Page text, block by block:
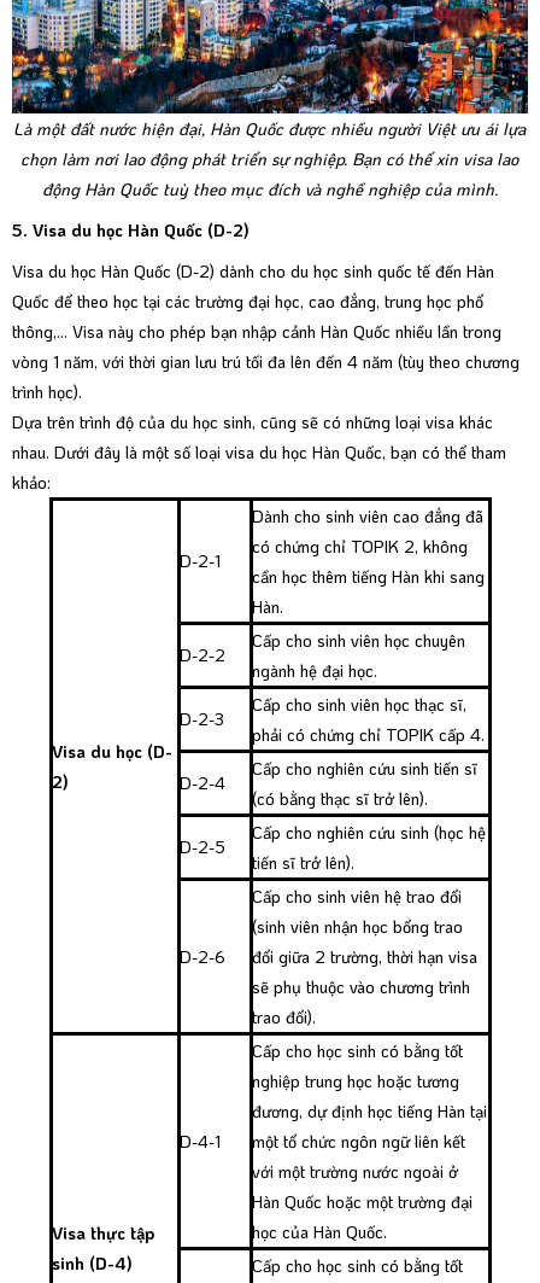
Là một đất nước hiện đại, Hàn Quốc được nhiều người Việt ưu ái lựa
chọn làm nơi lao động phát triển sự nghiệp. Bạn có thể xin visa lao
động Hàn Quốc tuỳ theo mục đích và nghề nghiệp của mình.
5. Visa du học Hàn Quốc (D-2)
Visa du học Hàn Quốc (D-2) dành cho du học sinh quốc tế đến Hàn
Quốc để theo học tại các trường đại học, cao đẳng, trung học phổ
thông,… Visa này cho phép bạn nhập cảnh Hàn Quốc nhiều lần trong
vòng 1 năm, với thời gian lưu trú tối đa lên đến 4 năm (tùy theo chương
trình học).
Dựa trên trình độ của du học sinh, cũng sẽ có những loại visa khác
nhau. Dưới đây là một số loại visa du học Hàn Quốc, bạn có thể tham
khảo:
Visa du học (D-
2)
D-2-1
Dành cho sinh viên cao đẳng đã
có chứng chỉ TOPIK 2, không
cần học thêm tiếng Hàn khi sang
Hàn.
D-2-2
Cấp cho sinh viên học chuyên
ngành hệ đại học.
D-2-3
Cấp cho sinh viên học thạc sĩ,
phải có chứng chỉ TOPIK cấp 4.
D-2-4
Cấp cho nghiên cứu sinh tiến sĩ
(có bằng thạc sĩ trở lên).
D-2-5
Cấp cho nghiên cứu sinh (học hệ
tiến sĩ trở lên).
D-2-6
Cấp cho sinh viên hệ trao đổi
(sinh viên nhận học bổng trao
đổi giữa 2 trường, thời hạn visa
sẽ phụ thuộc vào chương trình
trao đổi).
Visa thực tập
sinh (D-4)
D-4-1
Cấp cho học sinh có bằng tốt
nghiệp trung học hoặc tương
đương, dự định học tiếng Hàn tại
một tổ chức ngôn ngữ liên kết
với một trường nước ngoài ở
Hàn Quốc hoặc một trường đại
học của Hàn Quốc.
Cấp cho học sinh có bằng tốt